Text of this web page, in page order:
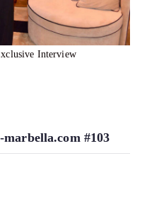
Interview
#103